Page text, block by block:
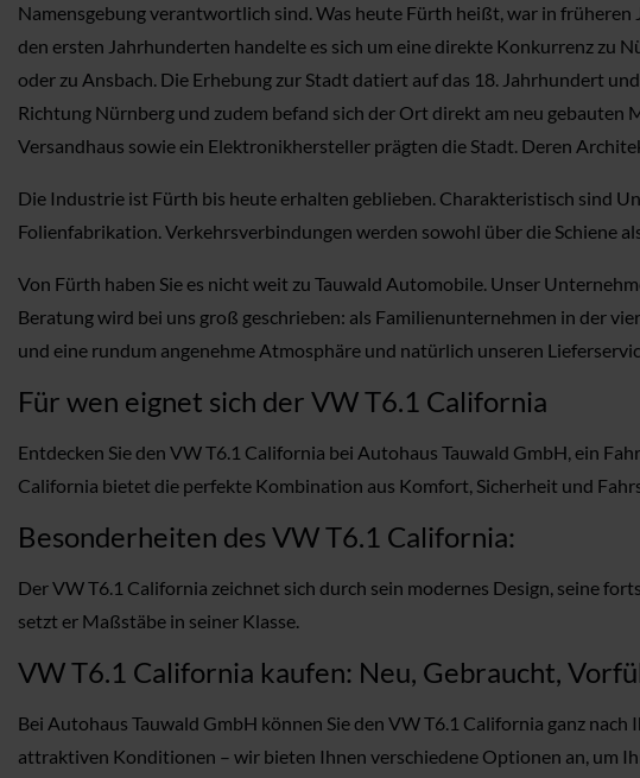
Namensgebung verantwortlich sind. Was heute Fürth heißt, war in früheren
den ersten Jahrhunderten handelte es sich um eine direkte Konkurrenz zu
oder zu Ansbach. Die Erhebung zur Stadt datiert auf das 18. Jahrhundert
Richtung Nürnberg und zudem befand sich der Ort direkt am neu
Versandhaus sowie ein Elektronikhersteller prägten die Stadt. Deren
Die Industrie ist Fürth bis heute erhalten geblieben. Charakteristisch sind
Folienfabrikation. Verkehrsverbindungen werden sowohl über die Schiene
Von Fürth haben Sie es nicht weit zu Tauwald Automobile. Unser
Beratung wird bei uns groß geschrieben: als Familienunternehmen in der
und eine rundum angenehme Atmosphäre und natürlich unseren
Für wen eignet sich der VW T6.1 California
Entdecken Sie den VW T6.1 California bei Autohaus Tauwald GmbH, ein
California bietet die perfekte Kombination aus Komfort, Sicherheit und
Besonderheiten des VW T6.1 California:
Der VW T6.1 California zeichnet sich durch sein modernes Design, seine
setzt er Maßstäbe in seiner Klasse.
VW T6.1 California kaufen: Neu, Gebraucht,
Bei Autohaus Tauwald GmbH können Sie den VW T6.1 California ganz
attraktiven Konditionen – wir bieten Ihnen verschiedene Optionen an, um